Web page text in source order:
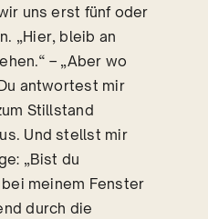
uns erst fünf oder
„Hier, bleib an
– „Aber wo
antwortest mir
Stillstand
Und stellst mir
„Bist du
meinem Fenster
durch die